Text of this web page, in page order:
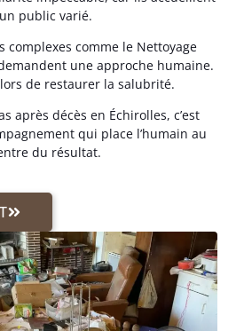
un public varié.
complexes comme le Nettoyage
une approche humaine.
de restaurer la salubrité.
après décès en Échirolles, c’est
qui place l’humain au
du résultat.